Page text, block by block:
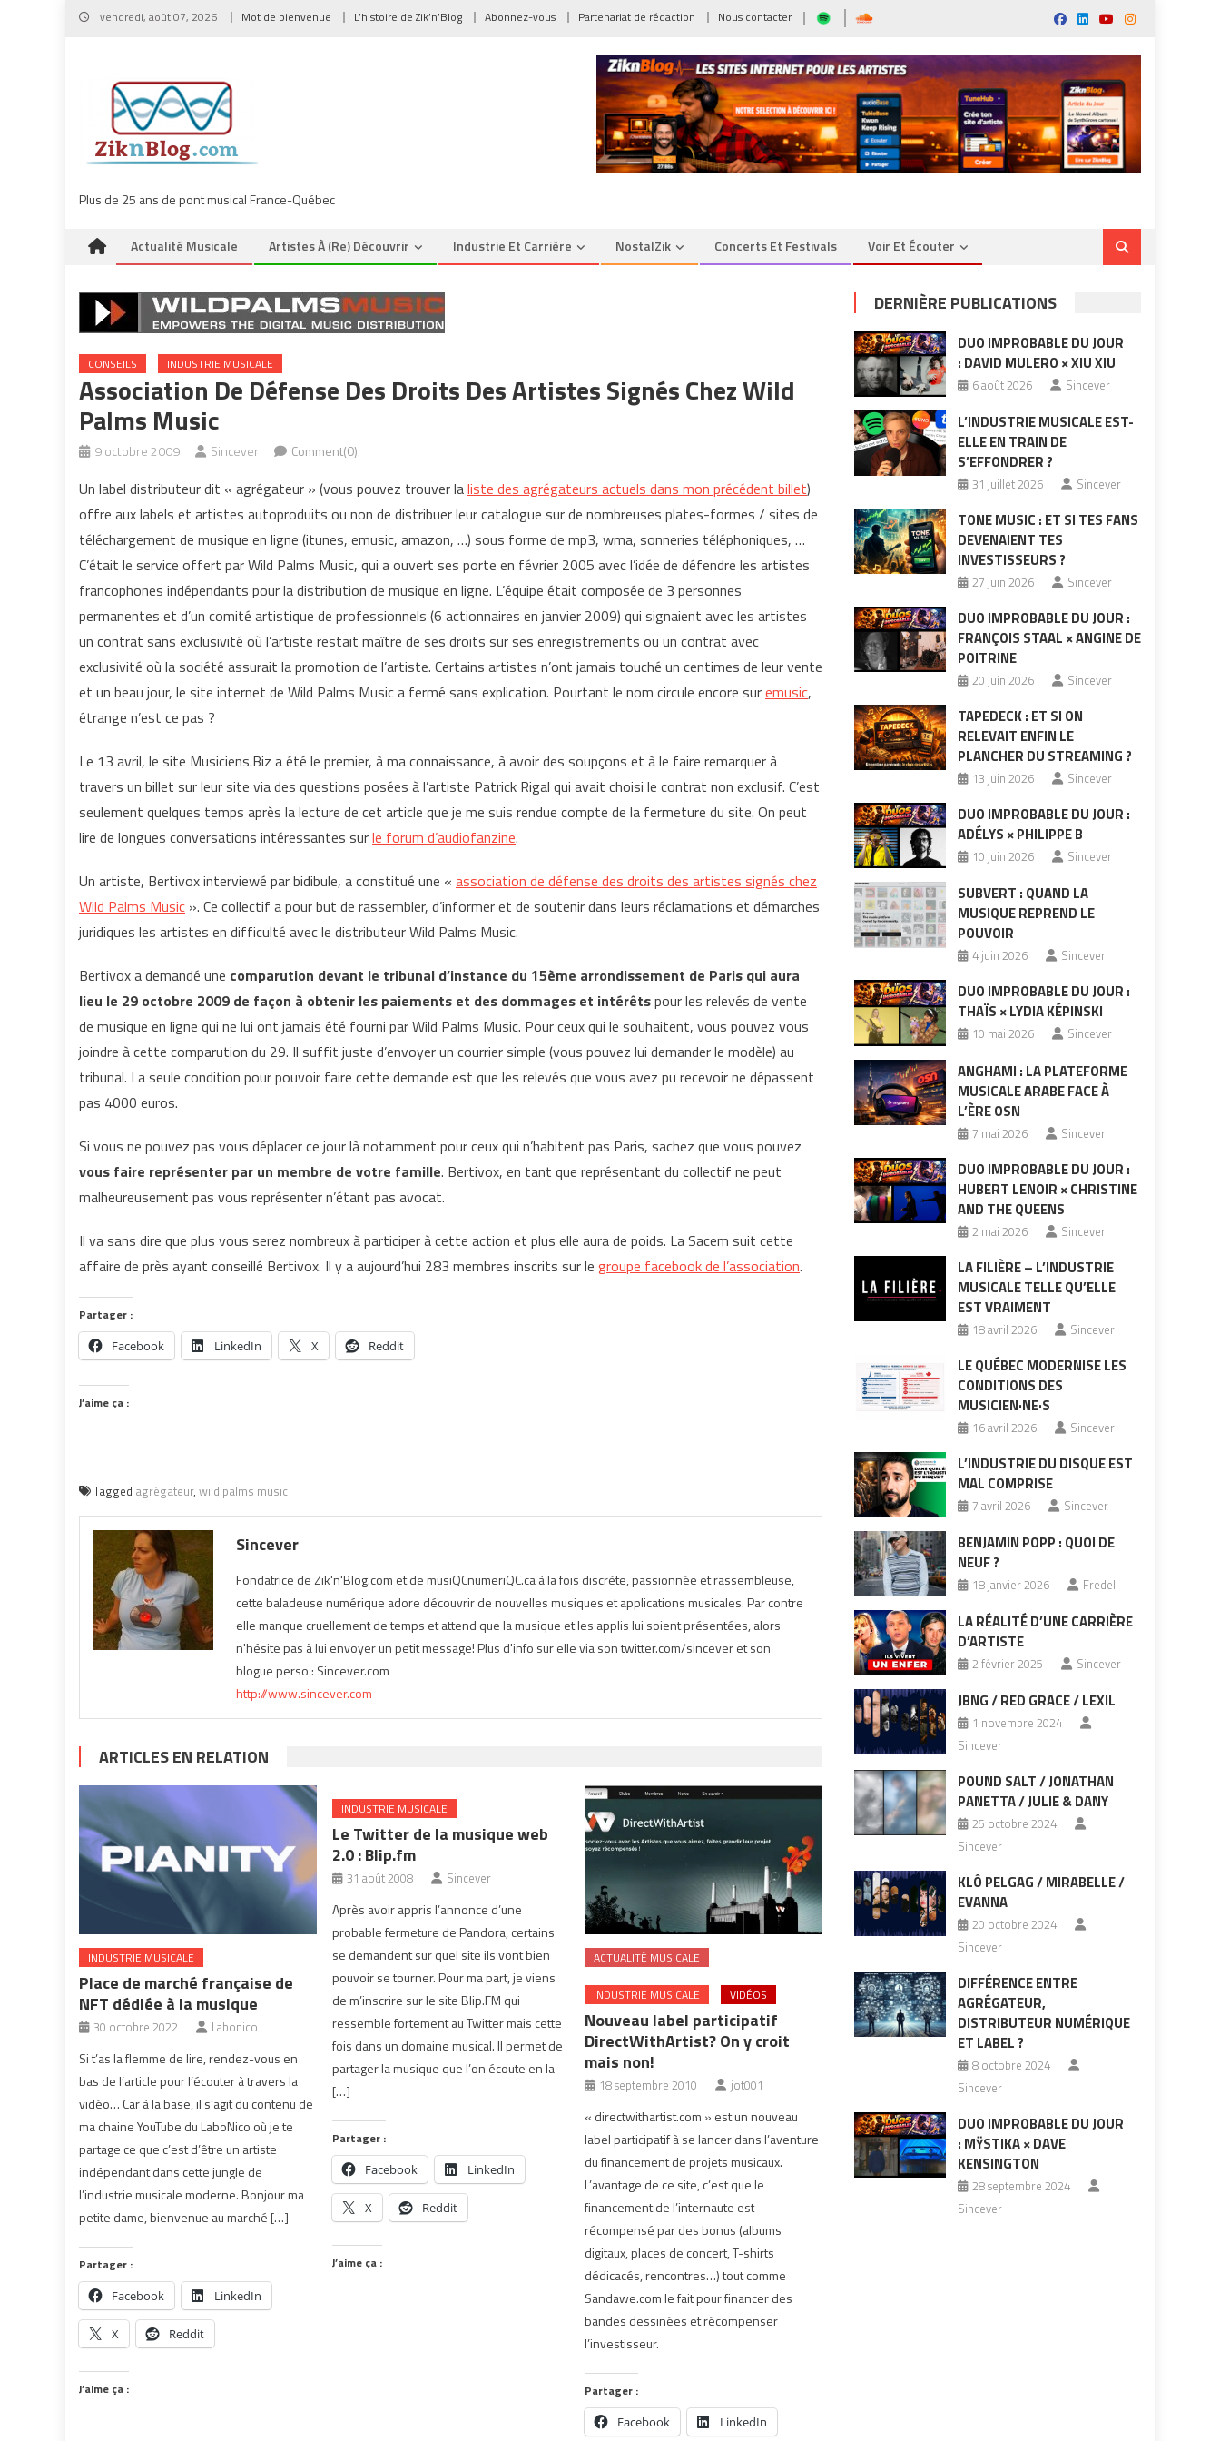
Skip
vendredi, août 07, 2026 Mot de bienvenue L’histoire de Zik’n’Blog Abonnez-vous Partenariat de rédaction Nous contacter
Plus de 25 ans de pont musical France-Québec
Actualité Musicale Artistes À (re) Découvrir Industrie Et Carrière NostalZik Concerts Et Festivals Voir Et Écouter
CONSEILS INDUSTRIE MUSICALE
Association De Défense Des Droits Des Artistes Signés Chez Wild
Palms Music
9 octobre 2009 Sincever Comment(0)
Un label distributeur dit « agrégateur » (vous pouvez trouver laliste des agrégateurs actuels dans mon précédent billet)
offre aux labels et artistes autoproduits ou non de distribuer leur catalogue sur de nombreuses plates-formes / sites de
téléchargement de musique en ligne (itunes, emusic, amazon, …) sous forme de mp3, wma, sonneries téléphoniques, …
C’était le service offert par Wild Palms Music, qui a ouvert ses porte en février 2005 avec l’idée de défendre les artistes
francophones indépendants pour la distribution de musique en ligne. L’équipe était composée de 3 personnes
permanentes et d’un comité artistique de professionnels (6 actionnaires en janvier 2009) qui signaient avec les artistes
un contrat sans exclusivité où l’artiste restait maître de ses droits sur ses enregistrements ou un contrat avec
exclusivité où la société assurait la promotion de l’artiste. Certains artistes n’ont jamais touché un centimes de leur vente
et un beau jour, le site internet de Wild Palms Music a fermé sans explication. Pourtant le nom circule encore suremusic,
étrange n’est ce pas ?
Le 13 avril, le site Musiciens.Biz a été le premier, à ma connaissance, à avoir des soupçons et à le faire remarquer à
travers un billet sur leur site via des questions posées à l’artiste Patrick Rigal qui avait choisi le contrat non exclusif. C’est
seulement quelques temps après la lecture de cet article que je me suis rendue compte de la fermeture du site. On peut
lire de longues conversations intéressantes surle forum d’audiofanzine.
Un artiste, Bertivox interviewé par bidibule, a constitué une « association de défense des droits des artistes signés chez
Wild Palms Music ». Ce collectif a pour but de rassembler, d’informer et de soutenir dans leurs réclamations et démarches
juridiques les artistes en difficulté avec le distributeur Wild Palms Music.
Bertivox a demandé une comparution devant le tribunal d’instance du 15ème arrondissement de Paris qui aura
lieu le 29 octobre 2009 de façon à obtenir les paiements et des dommages et intérêtspour les relevés de vente
de musique en ligne qui ne lui ont jamais été fourni par Wild Palms Music. Pour ceux qui le souhaitent, vous pouvez vous
joindre à cette comparution du 29. Il suffit juste d’envoyer un courrier simple (vous pouvez lui demander le modèle) au
tribunal. La seule condition pour pouvoir faire cette demande est que les relevés que vous avez pu recevoir ne dépassent
pas 4000 euros.
Si vous ne pouvez pas vous déplacer ce jour là notamment pour ceux qui n’habitent pas Paris, sachez que vous pouvez
vous faire représenter par un membre de votre famille. Bertivox, en tant que représentant du collectif ne peut
malheureusement pas vous représenter n’étant pas avocat.
Il va sans dire que plus vous serez nombreux à participer à cette action et plus elle aura de poids. La Sacem suit cette
affaire de près ayant conseillé Bertivox. Il y a aujourd’hui 283 membres inscrits sur le groupe facebook de l’association.
Partager :
Facebook LinkedIn X Reddit
J’aime ça :
Tagged agrégateur, wild palms music
Sincever
Fondatrice de Zik'n'Blog.com et de musiQCnumeriQC.ca à la fois discrète, passionnée et rassembleuse,
cette baladeuse numérique adore découvrir de nouvelles musiques et applications musicales. Par contre
elle manque cruellement de temps et attend que la musique et les applis lui soient présentées, alors
n'hésite pas à lui envoyer un petit message! Plus d'info sur elle via son twitter.com/sincever et son
blogue perso : Sincever.com
http://www.sincever.com
ARTICLES EN RELATION
INDUSTRIE MUSICALE
Place de marché française de
NFT dédiée à la musique
30 octobre 2022 Labonico
Si t’as la flemme de lire, rendez-vous en
bas de l’article pour l’écouter à travers la
vidéo… Car à la base, il s’agit du contenu de
ma chaine YouTube du LaboNico où je te
partage ce que c’est d’être un artiste
indépendant dans cette jungle de
l’industrie musicale moderne. Bonjour ma
petite dame, bienvenue au marché […]
Partager :
Facebook LinkedIn
X Reddit
J’aime ça :
INDUSTRIE MUSICALE
Le Twitter de la musique web
2.0 : Blip.fm
31 août 2008 Sincever
Après avoir appris l’annonce d’une
probable fermeture de Pandora, certains
se demandent sur quel site ils vont bien
pouvoir se tourner. Pour ma part, je viens
de m’inscrire sur le site Blip.FM qui
ressemble fortement au Twitter mais cette
fois dans un domaine musical. Il permet de
partager la musique que l’on écoute en la
[…]
Partager :
Facebook LinkedIn
X Reddit
J’aime ça :
ACTUALITÉ MUSICALE
INDUSTRIE MUSICALE VIDÉOS
Nouveau label participatif
DirectWithArtist? On y croit
mais non!
18 septembre 2010 jot001
« directwithartist.com » est un nouveau
label participatif à se lancer dans l’aventure
du financement de projets musicaux.
L’avantage de ce site, c’est que le
financement de l’internaute est
récompensé par des bonus (albums
digitaux, places de concert, T-shirts
dédicacés, rencontres…) tout comme
Sandawe.com le fait pour financer des
bandes dessinées et récompenser
l’investisseur.
Partager :
Facebook LinkedIn
DERNIÈRE PUBLICATIONS
DUO IMPROBABLE DU JOUR
: DAVID MULERO × XIU XIU
6 août 2026 Sincever
L’INDUSTRIE MUSICALE EST-
ELLE EN TRAIN DE
S’EFFONDRER ?
31 juillet 2026 Sincever
TONE MUSIC : ET SI TES FANS
DEVENAIENT TES
INVESTISSEURS ?
27 juin 2026 Sincever
DUO IMPROBABLE DU JOUR :
FRANÇOIS STAAL × ANGINE DE
POITRINE
20 juin 2026 Sincever
TAPEDECK : ET SI ON
RELEVAIT ENFIN LE
PLANCHER DU STREAMING ?
13 juin 2026 Sincever
DUO IMPROBABLE DU JOUR :
ADÉLYS × PHILIPPE B
10 juin 2026 Sincever
SUBVERT : QUAND LA
MUSIQUE REPREND LE
POUVOIR
4 juin 2026 Sincever
DUO IMPROBABLE DU JOUR :
THAÏS × LYDIA KÉPINSKI
10 mai 2026 Sincever
ANGHAMI : LA PLATEFORME
MUSICALE ARABE FACE À
L’ÈRE OSN
7 mai 2026 Sincever
DUO IMPROBABLE DU JOUR :
HUBERT LENOIR × CHRISTINE
AND THE QUEENS
2 mai 2026 Sincever
LA FILIÈRE – L’INDUSTRIE
MUSICALE TELLE QU’ELLE
EST VRAIMENT
18 avril 2026 Sincever
LE QUÉBEC MODERNISE LES
CONDITIONS DES
MUSICIEN·NE·S
16 avril 2026 Sincever
L’INDUSTRIE DU DISQUE EST
MAL COMPRISE
7 avril 2026 Sincever
BENJAMIN POPP : QUOI DE
NEUF ?
18 janvier 2026 Fredel
LA RÉALITÉ D’UNE CARRIÈRE
D’ARTISTE
2 février 2025 Sincever
JBNG / RED GRACE / LEXIL
1 novembre 2024
Sincever
POUND SALT / JONATHAN
PANETTA / JULIE & DANY
25 octobre 2024
Sincever
KLÔ PELGAG / MIRABELLE /
EVANNA
20 octobre 2024
Sincever
DIFFÉRENCE ENTRE
AGRÉGATEUR,
DISTRIBUTEUR NUMÉRIQUE
ET LABEL ?
8 octobre 2024
Sincever
DUO IMPROBABLE DU JOUR
: MŸSTIKA × DAVE
KENSINGTON
28 septembre 2024
Sincever